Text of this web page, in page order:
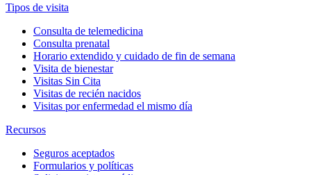
Tipos de visita
Consulta de telemedicina
Consulta prenatal
Horario extendido y cuidado de fin de semana
Visita de bienestar
Visitas Sin Cita
Visitas de recién nacidos
Visitas por enfermedad el mismo día
Recursos
Seguros aceptados
Formularios y políticas